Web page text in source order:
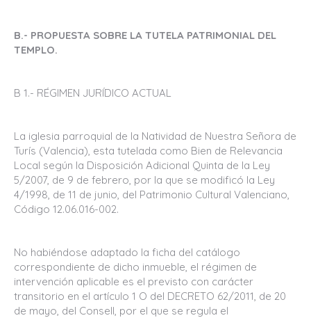
B.- PROPUESTA SOBRE LA TUTELA PATRIMONIAL DEL
TEMPLO.
B 1.- RÉGIMEN JURÍDICO ACTUAL
La iglesia parroquial de la Natividad de Nuestra Señora de
Turís (Valencia), esta tutelada como Bien de Relevancia
Local según la Disposición Adicional Quinta de la Ley
5/2007, de 9 de febrero, por la que se modificó la Ley
4/1998, de 11 de junio, del Patrimonio Cultural Valenciano,
Código 12.06.016-002.
No habiéndose adaptado la ficha del catálogo
correspondiente de dicho inmueble, el régimen de
intervención aplicable es el previsto con carácter
transitorio en el artículo 1 O del DECRETO 62/2011, de 20
de mayo, del Consell, por el que se regula el